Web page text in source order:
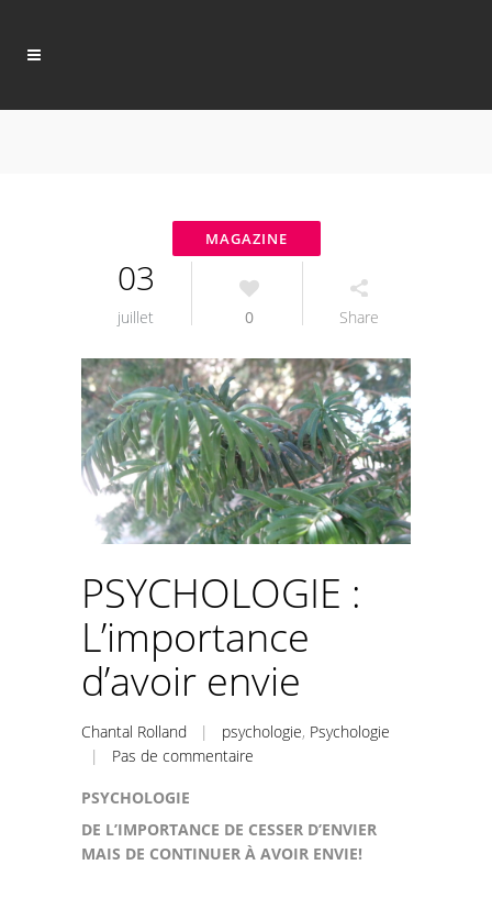
03
juillet 0 Share
PSYCHOLOGIE :
L’importance
d’avoir envie
Chantal Rolland | psychologie, Psychologie
| Pas de commentaire
PSYCHOLOGIE
DE L’IMPORTANCE DE CESSER D’ENVIER
MAIS DE CONTINUER À AVOIR ENVIE!